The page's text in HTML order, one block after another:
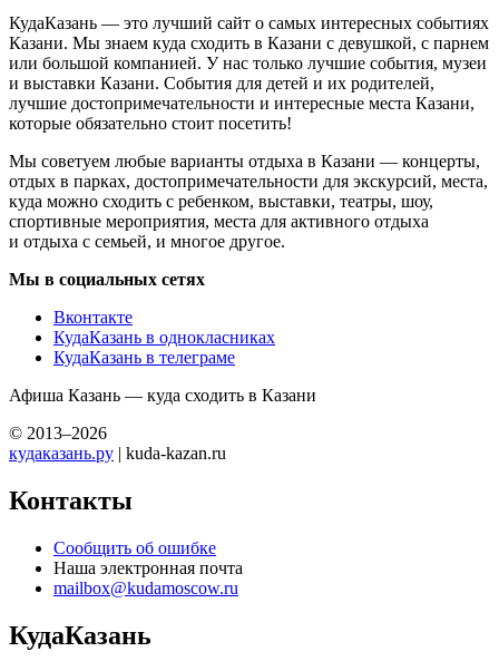
КудаКазань — это лучший сайт о самых интересных событиях
Казани. Мы знаем куда сходить в Казани с девушкой, с парнем
или большой компанией. У нас только лучшие события, музеи
и выставки Казани. События для детей и их родителей,
лучшие достопримечательности и интересные места Казани,
которые обязательно стоит посетить!
Мы советуем любые варианты отдыха в Казани — концерты,
отдых в парках, достопримечательности для экскурсий, места,
куда можно сходить с ребенком, выставки, театры, шоу,
спортивные мероприятия, места для активного отдыха
и отдыха с семьей, и многое другое.
Мы в социальных сетях
Вконтакте
КудаКазань в однокласниках
КудаКазань в телеграме
Афиша Казань — куда сходить в Казани
© 2013–2026
кудаказань.ру | kuda-kazan.ru
Контакты
Сообщить об ошибке
Наша электронная почта
mailbox@kudamoscow.ru
КудаКазань